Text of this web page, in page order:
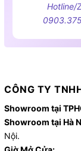
Hotline/
CÔNG TY
Showroom tại
Showroom tại Hà
Nội.